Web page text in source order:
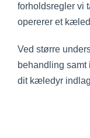
forholdsregler vi
opererer et
Ved større
behandling samt
dit kæledyr